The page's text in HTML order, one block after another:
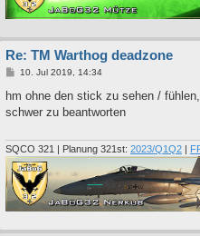
Re: TM Warthog deadzone
B
i
r
10. Jul 2019, 14:34
hm ohne den stick zu sehen /
schwer zu beantworten
SQCO 321 | Planung 321st: 2023/Q1Q2 |